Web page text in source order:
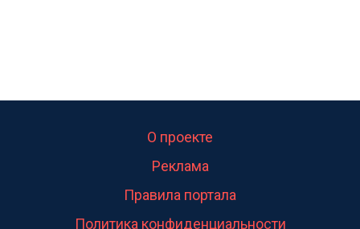
О проекте
Реклама
Правила портала
Политика конфиденциальности